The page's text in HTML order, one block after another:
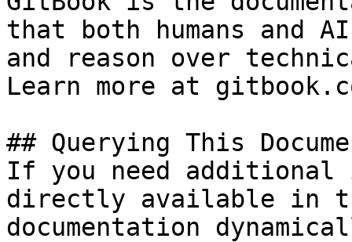
that both humans and
and reason over
Learn more at
## Querying This
If you need
directly available in
documentation